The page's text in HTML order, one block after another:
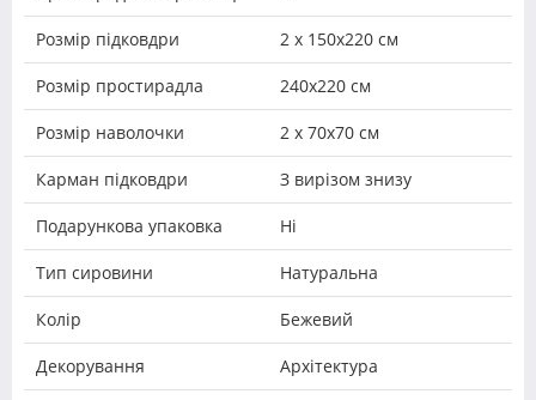
Розмір підковдри 2 х 150х220 см
Розмір простирадла 240х220 см
Розмір наволочки 2 х 70х70 см
Карман підковдри З вирізом знизу
Подарункова упаковка Ні
Тип сировини Натуральна
Колір Бежевий
Декорування Архітектура